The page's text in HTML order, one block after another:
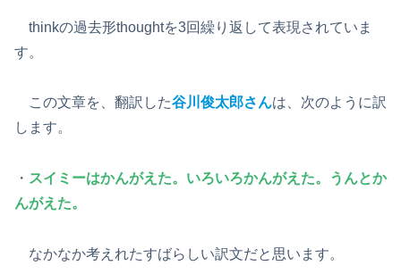
thinkの過去形thoughtを3回繰り返して表現されていま
す。
この文章を、翻訳した谷川俊太郎さんは、次のように訳
します。
・ スイミーはかんがえた。いろいろかんがえた。うんとか
んがえた。
なかなか考えれたすばらしい訳文だと思います。